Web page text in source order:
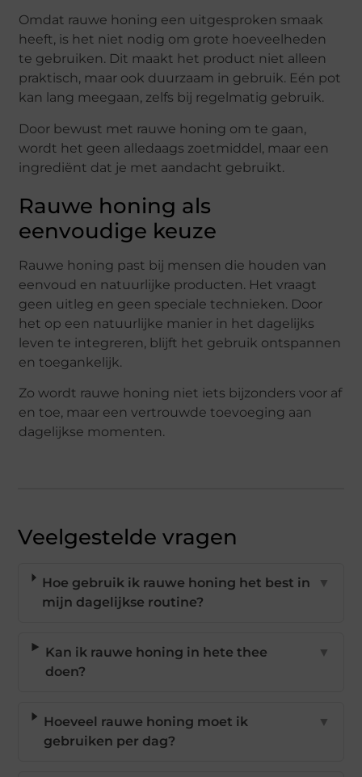
Omdat rauwe honing een uitgesproken smaak
heeft, is het niet nodig om grote hoeveelheden
te gebruiken. Dit maakt het product niet alleen
praktisch, maar ook duurzaam in gebruik. Eén pot
kan lang meegaan, zelfs bij regelmatig gebruik.
Door bewust met rauwe honing om te gaan,
wordt het geen alledaags zoetmiddel, maar een
ingrediënt dat je met aandacht gebruikt.
Rauwe honing als
eenvoudige keuze
Rauwe honing past bij mensen die houden van
eenvoud en natuurlijke producten. Het vraagt
geen uitleg en geen speciale technieken. Door
het op een natuurlijke manier in het dagelijks
leven te integreren, blijft het gebruik ontspannen
en toegankelijk.
Zo wordt rauwe honing niet iets bijzonders voor af
en toe, maar een vertrouwde toevoeging aan
dagelijkse momenten.
Veelgestelde vragen
Hoe gebruik ik rauwe honing het best in
mijn dagelijkse routine?
▼
Kan ik rauwe honing in hete thee
doen?
▼
Hoeveel rauwe honing moet ik
gebruiken per dag?
▼